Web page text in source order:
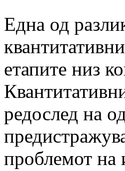
Една од
етапите низ
редослед на
проблемот на